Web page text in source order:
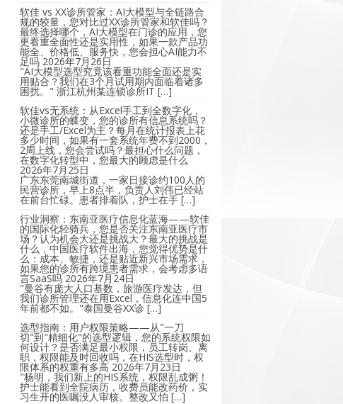
软佳 vs XX诊所管家：AI大模型与全链路合
规的较量，您对比过XX诊所管家和软佳吗？
最终选择哪个，AI大模型在门诊的应用，您
更看重全面性还是实用性，如果一款产品功
能全、价格低、服务快，您会担心AI能力不
足吗 2026年7月26日
"AI大模型选型究竟该看重功能全面还是实
用贴合？我们在3个月试用期内面临着诸多
困扰。" 浙江杭州某连锁诊所IT […]
软佳vs无系统：从Excel手工到全数字化，
小微诊所的蝶变，您的诊所有信息系统吗？
还是手工/Excel为主？每月在统计报表上花
多少时间，如果有一套系统年费不到2000，
2周上线，您会尝试吗？最担心什么问题，
在数字化转型中，您最大的顾虑是什么
2026年7月25日
广东东莞南城街道，一家日接诊约100人的
民营诊所，早上8点半，负责人刘伟已经站
在前台忙碌。患者排着队，护士在手 […]
行业洞察：东南亚医疗信息化蓝海——软佳
的国际化轻骑兵，您是否关注东南亚医疗市
场？认为机会大还是挑战大？最大的挑战是
什么，中国医疗软件出海，您觉得优势是什
么：成本、敏捷，还是贴近新兴市场需求，
如果您的诊所有跨境患者需求，会考虑多语
言SaaS吗 2026年7月24日
"曼谷有庞大人口基数，旅游医疗发达，但
我们诊所管理还在用Excel，信息化连中国5
年前都不如。"泰国曼谷XX诊 […]
选型指南：用户权限策略——从"一刀
切"到"精细化"的选型逻辑，您的系统权限如
何设计？是否满足最小权限，员工转岗、离
职，权限能及时回收吗，在HIS选型时，权
限体系的权重有多高 2026年7月23日
"杨明，我们新上的HIS系统，权限乱成粥！
护士能看到全院病历，收费员能改药价，实
习生开的医嘱没人审核。整改又怕 […]